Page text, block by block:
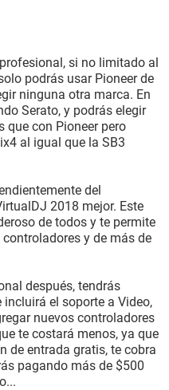
si no limitado al
podrás usar Pioneer de
ninguna otra marca. En
Serato, y podrás elegir
que con Pioneer pero
al igual que la SB3
del
2018 mejor. Este
de todos y te permite
y de más de
después, tendrás
el soporte a Video,
nuevos controladores
te costará menos, ya que
de entrada gratis, te cobra
pagando más de $500